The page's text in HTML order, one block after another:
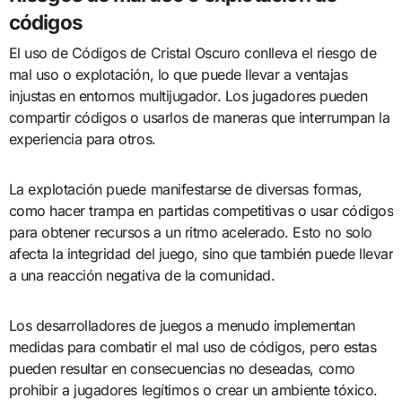
códigos
El uso de Códigos de Cristal Oscuro conlleva el riesgo de
mal uso o explotación, lo que puede llevar a ventajas
injustas en entornos multijugador. Los jugadores pueden
compartir códigos o usarlos de maneras que interrumpan la
experiencia para otros.
La explotación puede manifestarse de diversas formas,
como hacer trampa en partidas competitivas o usar códigos
para obtener recursos a un ritmo acelerado. Esto no solo
afecta la integridad del juego, sino que también puede llevar
a una reacción negativa de la comunidad.
Los desarrolladores de juegos a menudo implementan
medidas para combatir el mal uso de códigos, pero estas
pueden resultar en consecuencias no deseadas, como
prohibir a jugadores legítimos o crear un ambiente tóxico.